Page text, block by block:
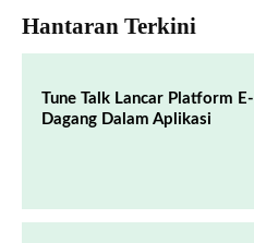
Hantaran Terkini
Tune Talk Lancar Platform E-
Dagang Dalam Aplikasi